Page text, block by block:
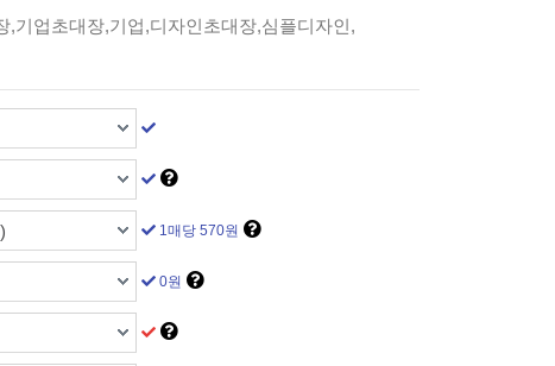
기업초대장,기업,디자인초대장,심플디자인,
1매당 570원
0원